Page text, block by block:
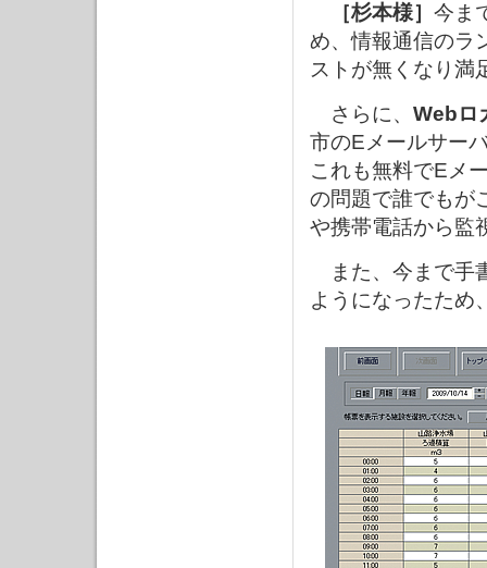
［杉本様］ 今ま
め、情報通信のラ
ストが無くなり満
さらに、 Webロ
市のEメールサー
これも無料でEメ
の問題で誰でもが
や携帯電話から監
また、今まで手
ようになったため